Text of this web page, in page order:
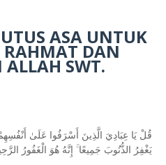
ASA UNTUK
DAN
SWT.
قُلْ يَا عِبَادِيَ الَّذِينَ أَسْرَفُوا عَلَىٰ
يَغْفِرُ الذُّنُوبَ جَمِيعًا ۚ إِنَّهُ هُوَ الْغَفُورُ